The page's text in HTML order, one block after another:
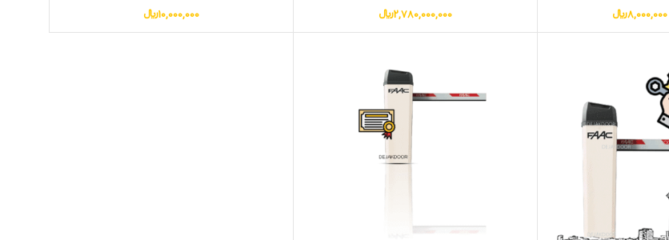
8,000,000﷼ 2,780,000,000﷼ 10,000,000﷼